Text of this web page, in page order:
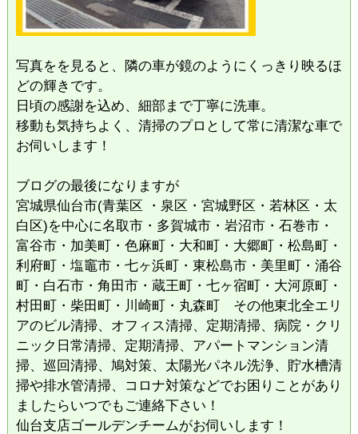
写真をを見ると、隣の車が鏡のようにくっきり映るほ
どの輝きです。
日頃の感謝を込め、細部まで丁寧に洗車。
移動も気持ちよく、清掃のプロとして常に清潔な車で
お伺いします！
ブログの最後になりますが
宮城県仙台市(青葉区 ・泉区・宮城野区・若林区・太
白区)を中心に名取市・多賀城市・岩沼市・石巻市・
富谷市・加美町・色麻町・大和町・大郷町・松島町・
利府町・塩竈市・七ヶ浜町・東松島市・美里町・涌谷
町・白石市・角田市・蔵王町・七ヶ宿町・大河原町・
村田町・柴田町・川崎町・丸森町 その他東北全エリ
アのビル清掃、オフィス清掃、定期清掃、病院・クリ
ニック日常清掃、定期清掃、アパートマンション清
掃、巡回清掃、鳩対策、太陽光パネル洗浄、貯水槽清
掃や排水管清掃、コロナ対策などでお困りことがあり
ましたらいつでもご連絡下さい！
仙台支店ゴールデンチームがお伺いします！